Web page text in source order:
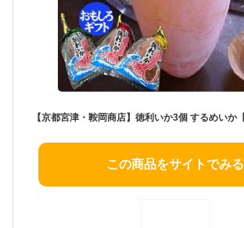
この商品をサイトでみる